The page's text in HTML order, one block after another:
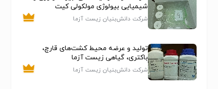
شیمیایی بیولوژی مولکولی کیت
شرکت دانش‌بنیان زیست آزما
تولید و عرضه محیط کشت‌های قارچ،
باکتری، گیاهی زیست آزما
شرکت دانش‌بنیان زیست آزما